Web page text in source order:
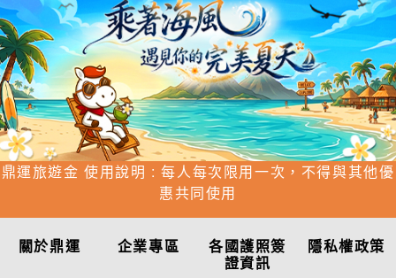
鼎運旅遊金 使用說明 : 每人每次限用一次，不得與其他優
惠共同使用
關於鼎運 企業專區
各國護照簽
證資訊
隱私權政策